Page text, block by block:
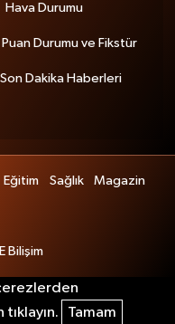
Hava Durumu
Puan Durumu ve Fikstür
Son Dakika Haberleri
Eğitim Sağlık
Magazin
Bilişim
Tamam